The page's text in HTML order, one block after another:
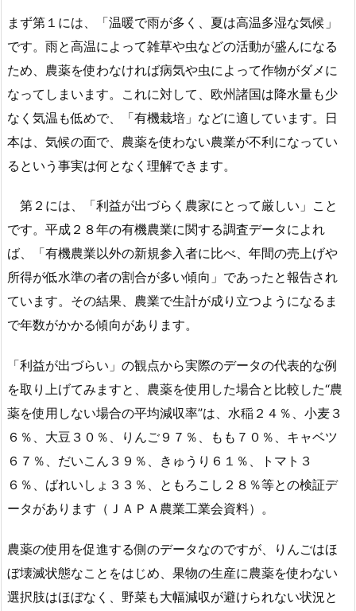
まず第１には、「温暖で雨が多く、夏は高温多湿な気候」
です。雨と高温によって雑草や虫などの活動が盛んになる
ため、農薬を使わなければ病気や虫によって作物がダメに
なってしまいます。これに対して、欧州諸国は降水量も少
なく気温も低めで、「有機栽培」などに適しています。日
本は、気候の面で、農薬を使わない農業が不利になってい
るという事実は何となく理解できます。
第２には、「利益が出づらく農家にとって厳しい」こと
です。平成２８年の有機農業に関する調査データによれ
ば、「有機農業以外の新規参入者に比べ、年間の売上げや
所得が低水準の者の割合が多い傾向」であったと報告され
ています。その結果、農業で生計が成り立つようになるま
で年数がかかる傾向があります。
「利益が出づらい」の観点から実際のデータの代表的な例
を取り上げてみますと、農薬を使用した場合と比較した“農
薬を使用しない場合の平均減収率”は、水稲２４％、小麦３
６％、大豆３０％、りんご９７％、もも７０％、キャベツ
６７％、だいこん３９％、きゅうり６１％、トマト３
６％、ばれいしょ３３％、ともろこし２８％等との検証デ
ータがあります（ＪＡＰＡ農業工業会資料）。
農薬の使用を促進する側のデータなのですが、りんごはほ
ぼ壊滅状態なことをはじめ、果物の生産に農薬を使わない
選択肢はほぼなく、野菜も大幅減収が避けられない状況と